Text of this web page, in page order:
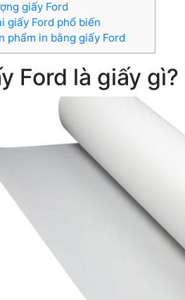
giấy Ford
giấy Ford phổ biến
phẩm in bằng giấy Ford
Ford là giấy gì?